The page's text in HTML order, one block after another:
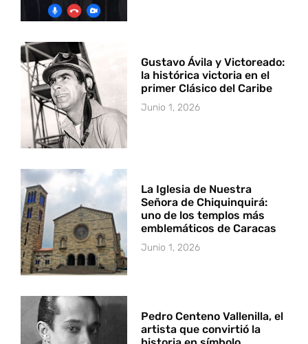
Gustavo Ávila y Victoreado:
la histórica victoria en el
primer Clásico del Caribe
Junio 1, 2026
La Iglesia de Nuestra
Señora de Chiquinquirá:
uno de los templos más
emblemáticos de Caracas
Junio 1, 2026
Pedro Centeno Vallenilla, el
artista que convirtió la